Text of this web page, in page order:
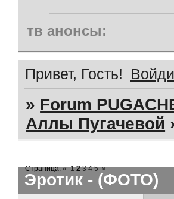
тв анонсы:
Привет, Гость!
» Forum
Аллы Пугачевой
Эротик - (ФОТО)
Страница:« 1 2 3 4 5 »